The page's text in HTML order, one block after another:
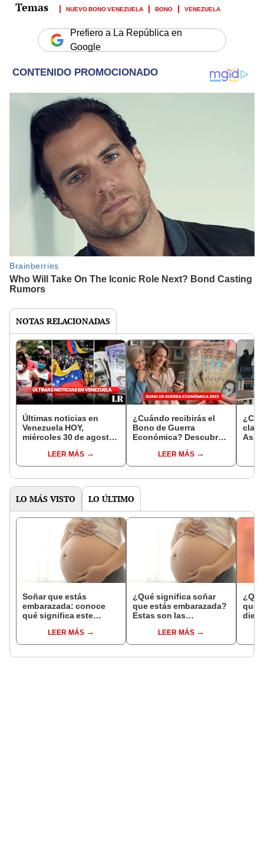
NUEVO BONO VENEZUELA BONO VENEZUELA
Prefiero a La República en
Google
NOTAS RELACIONADAS
Últimas noticias en
Venezuela HOY,
miércoles 30 de agosto:
liderado por Maduro?
LEER MÁS
¿Cuándo recibirás el
Bono de Guerra
Económica? Descubre
agosto 2023
LEER MÁS
Así
LO MÁS VISTO LO ÚLTIMO
Soñar que estás
embarazada: conoce
qué significa este
LEER MÁS
¿Qué significa soñar
que estás embarazada?
Estas son las
comunesLEER MÁS
que